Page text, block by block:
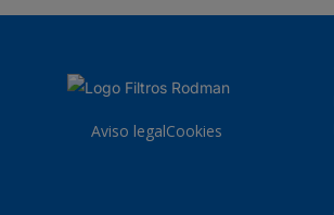
Aviso legalCookies